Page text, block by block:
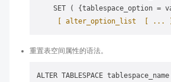
SET ( {tablespace_option =
[ alter_option_list  [ ... ]
重置表空间属性的语法。
ALTER TABLESPACE tablespace_name